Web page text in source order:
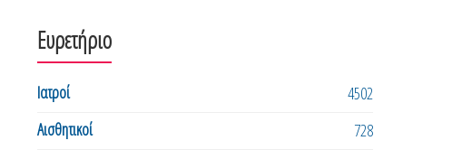
Ευρετήριο
Ιατροί
4502
Αισθητικοί
728